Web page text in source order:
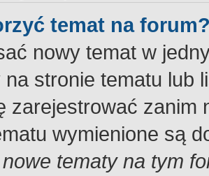
temat na
nowy temat w
stronie tematu lub
zarejestrować
wymienione są
nowe tematy na tym